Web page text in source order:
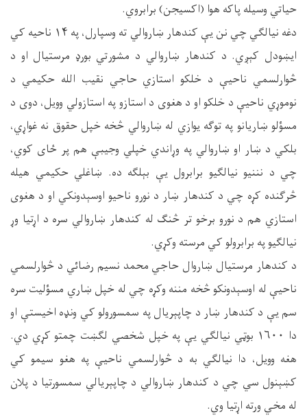
حياتي وسيله پاکه هوا (اکسيجن) برابروي.
دغه نيالګي چي نن يې کندهار ښاروالي ته وسپارل، په ۱۴ ناحيه کي
ايښودل کېږي. د کندهار ښاروالي د مشورتي بورډ مرستيال او د
څوارلسمي ناحيې د خلکو استازي حاجي نقيب الله حکيمي د
نوموړي ناحيې د خلکو او د هغوی د استازو په استازولي وويل، دوی د
مسؤلو ښاريانو په توګه يوازي له ښاروالي څخه خپل حقوق نه غواړي،
بلکي د ښار او ښاروالي په وړاندي خپلي وجيبې هم پر ځای کوي،
چي د نننيو نيالګيو برابرول يې بېلګه ده. ښاغلي حکيمي هيله
څرګنده کړه چي د کندهار ښار د نورو ناحيو اوسېدونکي او د هغوی
استازي هم د نورو برخو تر څنګ له کندهار ښاروالي سره د اړتيا وړ
نيالګيو په برابرولو کي مرسته وکړي.
د کندهار مرستيال ښاروال حاجي محمد نسيم رضائي د څوارلسمي
ناحيې له اوسېدونکو څخه مننه وکړه چي له خپل ښاري مسؤليت سره
سم يې د کندهار ښار د چاپېريال په سمسورولو کي ونډه اخيستې او
دا ۱۶۰۰ بوټي نيالګي يې په خپل شخصي لګښت چمتو کړي دي.
هغه وويل، دا نيالګي به د څوارلسمي ناحيې په هغو سيمو کي
کښېنول سي چي د کندهار ښاروالي د چاپېريالي سمسورتيا د پلان
له مخي ورته اړتيا وي.